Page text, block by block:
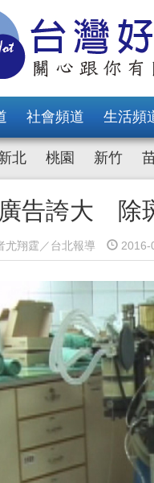
社會頻道 生活頻
北 桃園 新竹
告誇大 除
尤翔霆／台北報導 2016-